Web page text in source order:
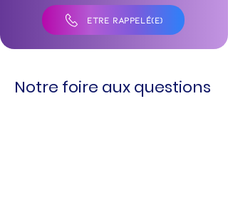
ÊTRE RAPPELÉ(E)
Notre foire aux questions